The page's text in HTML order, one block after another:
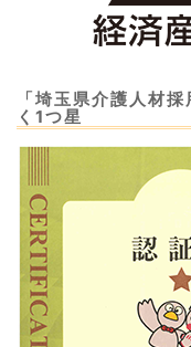
「埼玉県介護人材
く1つ星